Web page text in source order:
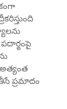
ప్రమాదం